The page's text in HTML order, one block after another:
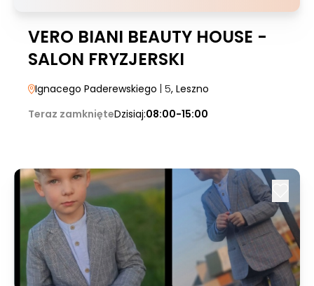
VERO BIANI BEAUTY HOUSE -
SALON FRYZJERSKI
Ignacego Paderewskiego | 5, Leszno
Teraz zamknięteDzisiaj:08:00-15:00